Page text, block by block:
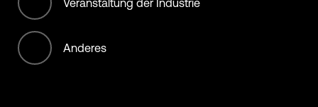
Veranstaltung der Industrie
Anderes